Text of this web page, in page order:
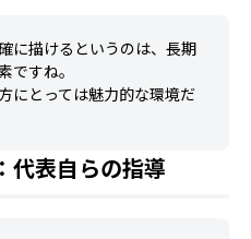
に描けるというのは、長期
ですね。
にとっては魅力的な環境だ
代表自らの指導